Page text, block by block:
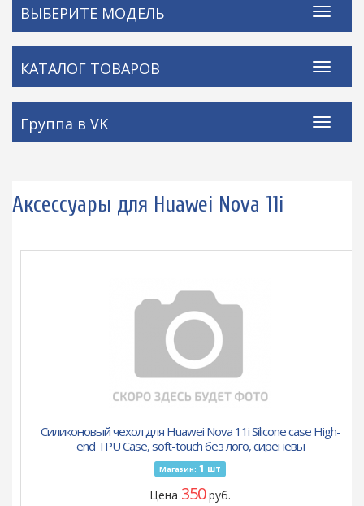
ВЫБЕРИТЕ МОДЕЛЬ
КАТАЛОГ ТОВАРОВ
Группа в VK
Аксессуары для Huawei Nova 11i
Силиконовый чехол для Huawei Nova 11i Silicone case High-
end TPU Case, soft-touch без лого, сиреневы
Магазин: 1 шт
Цена 350руб.